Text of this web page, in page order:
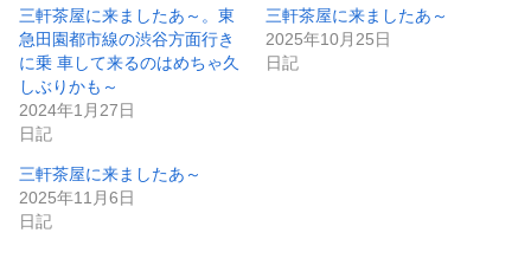
ウ
で
開
き
ま
す
)
い
(
新
し
い
ィ
ン
で
開
き
三軒茶屋に来ましたあ～。東
急田園都市線の渋谷方面行き
に乗 車して来るのはめちゃ久
しぶりかも～
2024年1月27日
日記
三軒茶屋に来ましたあ～
2025年10月25日
日記
三軒茶屋に来ましたあ～
2025年11月6日
日記